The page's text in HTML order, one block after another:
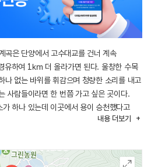
곡은 단양에서 고수대교를 건너 계속
유하여 1㎞ 더 올라가면 된다. 울창한 수목
나 없는 바위를 휘감으며 청량한 소리를 내고
사람들이라면 한 번쯤 가고 싶은 곳이다.
하나 있는데 이곳에서 용이 승천했다고
곳에 머무는 단조로움도 피하고 더위
을 수 있다.
내용 더보기